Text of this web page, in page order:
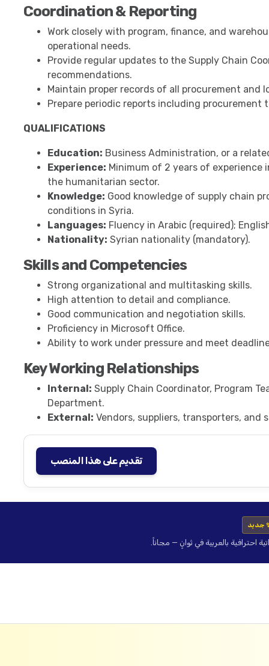
Coordination & Reporting
Work closely with program, finance, and
operational needs.
Provide regular updates to the Supply Chain
recommendations.
Maintain proper records of all procurement and
Prepare periodic reports including
QUALIFICATIONS
Education: Business Administration, or a
Experience: Minimum of 2 years of
the humanitarian sector.
Knowledge: Good knowledge of supply chain
conditions in Syria.
Languages: Fluency in Arabic (required);
Nationality: Syrian nationality (mandatory).
Skills and Competencies
Strong organizational and multitasking skills.
High attention to detail and compliance.
Good communication and negotiation skills.
Proficiency in Microsoft Office.
Ability to work under pressure and meet
Key Working Relationships
Internal: Supply Chain Coordinator, Program
Department.
External: Vendors, suppliers, transporters, and
تقديم على هذا المنصب
جديد
بالعربية في ثوانٍ — مجاناً.